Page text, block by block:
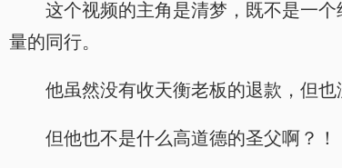
这个视频的主角是清梦，既不是一
量的同行。
他虽然没有收天衡老板的退款，但
但他也不是什么高道德的圣父啊？！